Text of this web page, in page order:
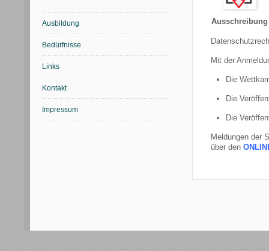
Ausschreibung
Mit der
Die
Die
Die
Meldungen der
über den
Ausbildung
Bedürfnisse
Links
Kontakt
Impressum